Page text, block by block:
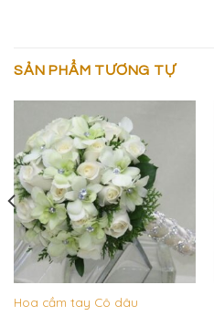
SẢN PHẨM TƯƠNG TỰ
Hoa cầm tay Cô dâu